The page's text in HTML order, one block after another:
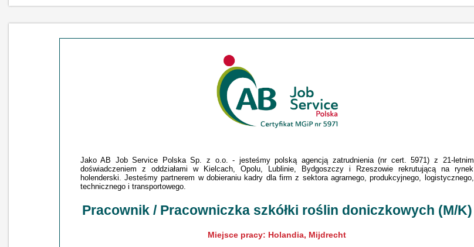
Jako AB Job Service Polska Sp. z o.o. - jesteśmy polską agencją zatrudnienia (nr cert. 5971) z 21-letnim
doświadczeniem z oddziałami w Kielcach, Opolu, Lublinie, Bydgoszczy i Rzeszowie rekrutującą na rynek
holenderski. Jesteśmy partnerem w dobieraniu kadry dla firm z sektora agrarnego, produkcyjnego, logistycznego,
technicznego i transportowego.
Pracownik / Pracowniczka szkółki roślin doniczkowych (M/K)
Miejsce pracy: Holandia, Mijdrecht